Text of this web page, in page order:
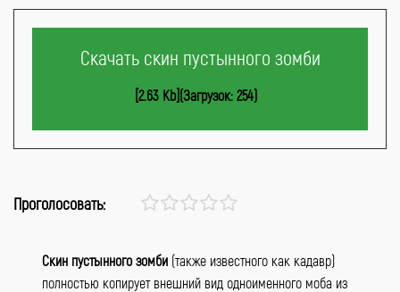
Скачать скин пустынного зомби
[2.63 Kb](Загрузок: 254)
Проголосовать:
Скин пустынного зомби (также известного как кадавр)
полностью копирует внешний вид одноименного моба из